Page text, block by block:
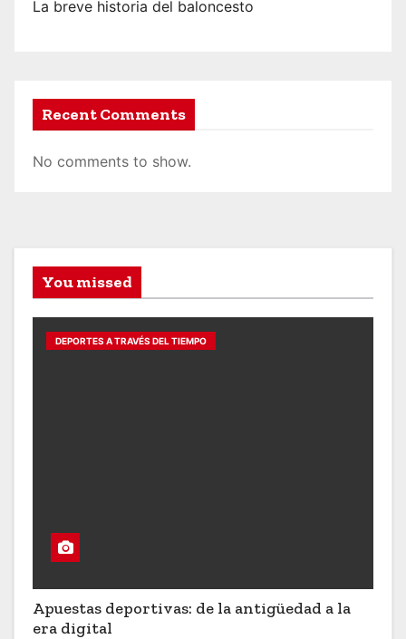
La breve historia del baloncesto
Recent Comments
No comments to show.
You missed
DEPORTES A TRAVÉS DEL TIEMPO
Apuestas deportivas: de la antigüedad a la
era digital